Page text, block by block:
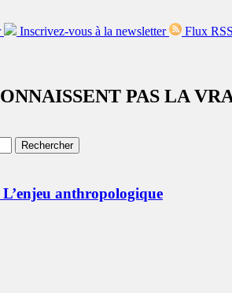
Inscrivez-vous à la newsletter Flux RSS
PAS LA
anthropologique